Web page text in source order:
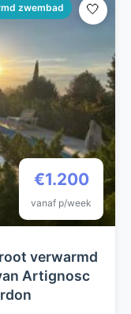
zwembad
€1.200
vanaf p/week
🤍
verwarmd
Artignosc